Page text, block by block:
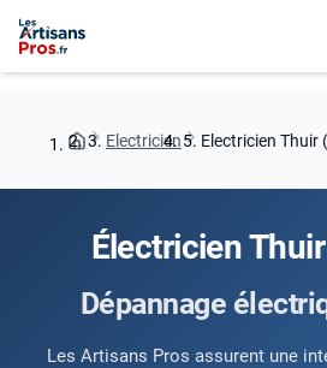
Electricien Electricien Thuir
Électricien
Dépannage
Les Artisans Pros assurent une